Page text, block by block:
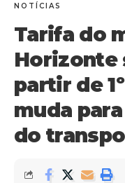
NOTÍCIAS
Tarifa do
Horizonte
partir de
muda
do